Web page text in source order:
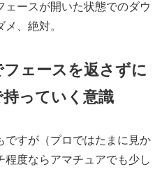
ースが開いた状態でのダウ
、絶対。
ェースを返さずに
っていく意識
ですが（プロではたまに見か
度ならアマチュアでも少し